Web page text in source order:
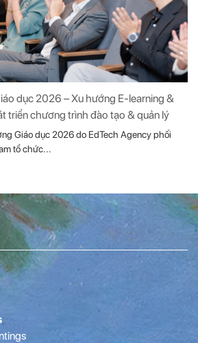
dục 2026 – Xu hướng E-learning &
triển chương trình đào tạo & quản lý
Giáo dục 2026 do EdTech Agency phối
tổ chức...